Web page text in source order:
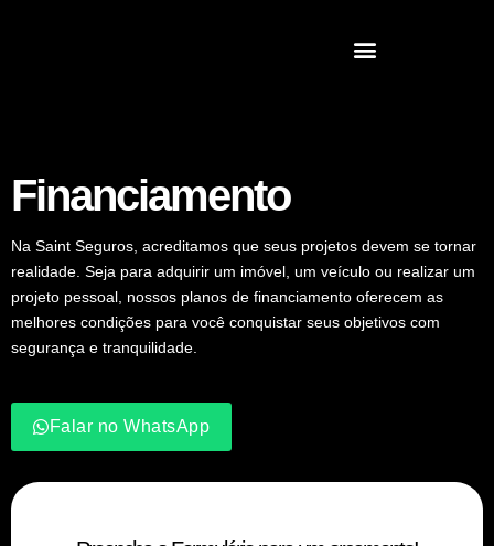
Financiamento
Na Saint Seguros, acreditamos que seus projetos devem se tornar
realidade. Seja para adquirir um imóvel, um veículo ou realizar um
projeto pessoal, nossos planos de financiamento oferecem as
melhores condições para você conquistar seus objetivos com
segurança e tranquilidade.
Falar no WhatsApp